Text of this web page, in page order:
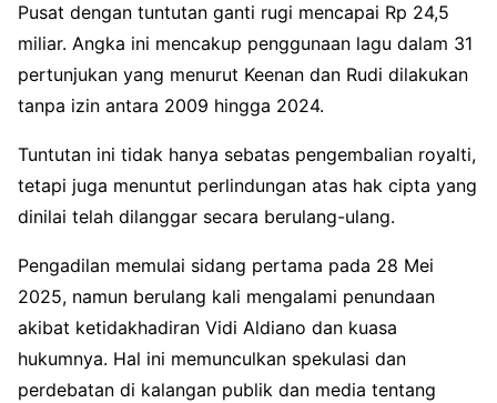
Pusat dengan tuntutan ganti rugi mencapai Rp 24,5
miliar. Angka ini mencakup penggunaan lagu dalam 31
pertunjukan yang menurut Keenan dan Rudi dilakukan
tanpa izin antara 2009 hingga 2024.
Tuntutan ini tidak hanya sebatas pengembalian royalti,
tetapi juga menuntut perlindungan atas hak cipta yang
dinilai telah dilanggar secara berulang-ulang.
Pengadilan memulai sidang pertama pada 28 Mei
2025, namun berulang kali mengalami penundaan
akibat ketidakhadiran Vidi Aldiano dan kuasa
hukumnya. Hal ini memunculkan spekulasi dan
perdebatan di kalangan publik dan media tentang